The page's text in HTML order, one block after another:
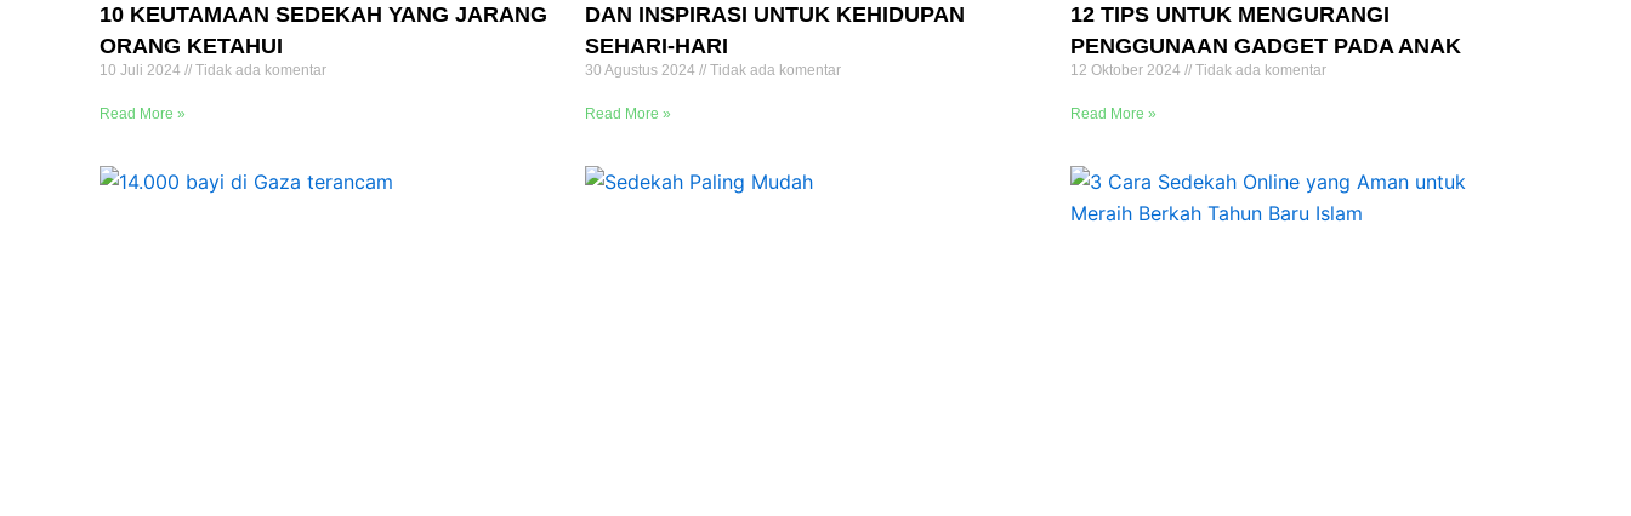
10 KEUTAMAAN SEDEKAH YANG JARANG
ORANG KETAHUI
10 Juli 2024 Tidak ada komentar
Read More »
DAN INSPIRASI UNTUK KEHIDUPAN
SEHARI-HARI
30 Agustus 2024 Tidak ada komentar
Read More »
12 TIPS UNTUK MENGURANGI
PENGGUNAAN GADGET PADA ANAK
12 Oktober 2024 Tidak ada komentar
Read More »